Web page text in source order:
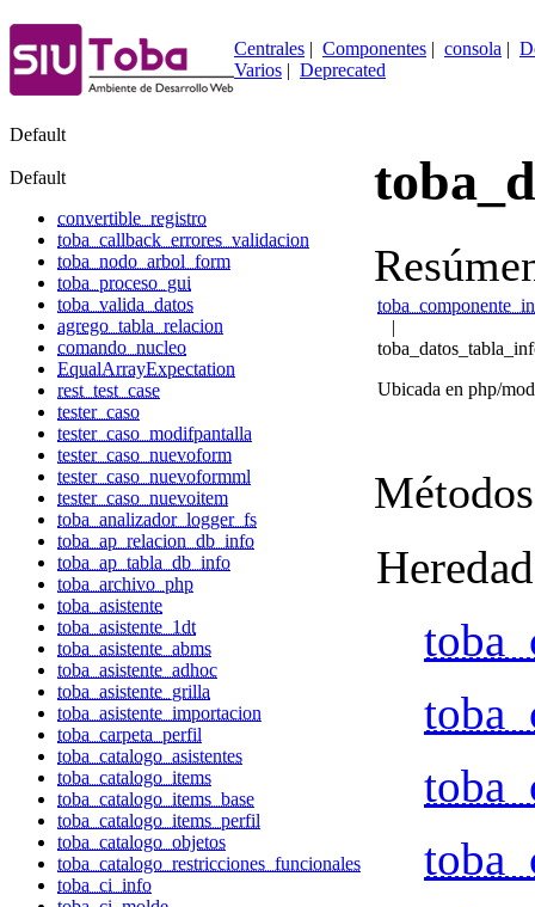
Centrales | Componentes | consola |
Varios | Deprecated
Default
Default
convertible_registro
toba_callback_errores_validacion
toba_nodo_arbol_form
toba_proceso_gui
toba_valida_datos
agrego_tabla_relacion
comando_nucleo
EqualArrayExpectation
rest_test_case
tester_caso
tester_caso_modifpantalla
tester_caso_nuevoform
tester_caso_nuevoformml
tester_caso_nuevoitem
toba_analizador_logger_fs
toba_ap_relacion_db_info
toba_ap_tabla_db_info
toba_archivo_php
toba_asistente
toba_asistente_1dt
toba_asistente_abms
toba_asistente_adhoc
toba_asistente_grilla
toba_asistente_importacion
toba_carpeta_perfil
toba_catalogo_asistentes
toba_catalogo_items
toba_catalogo_items_base
toba_catalogo_items_perfil
toba_catalogo_objetos
toba_catalogo_restricciones_funcionales
toba_ci_info
|
Ubicada en php/